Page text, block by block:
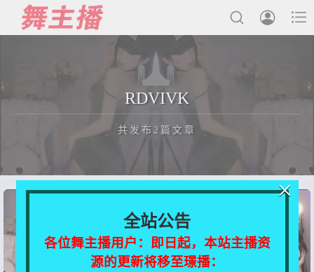



主播合集
用户中心
会员登陆
RDVIVK
共发布2篇文章
正在为您加载新内容
全站公告
各位舞主播用户：即日起，本站主播资
源的更新将移至璟播：
×